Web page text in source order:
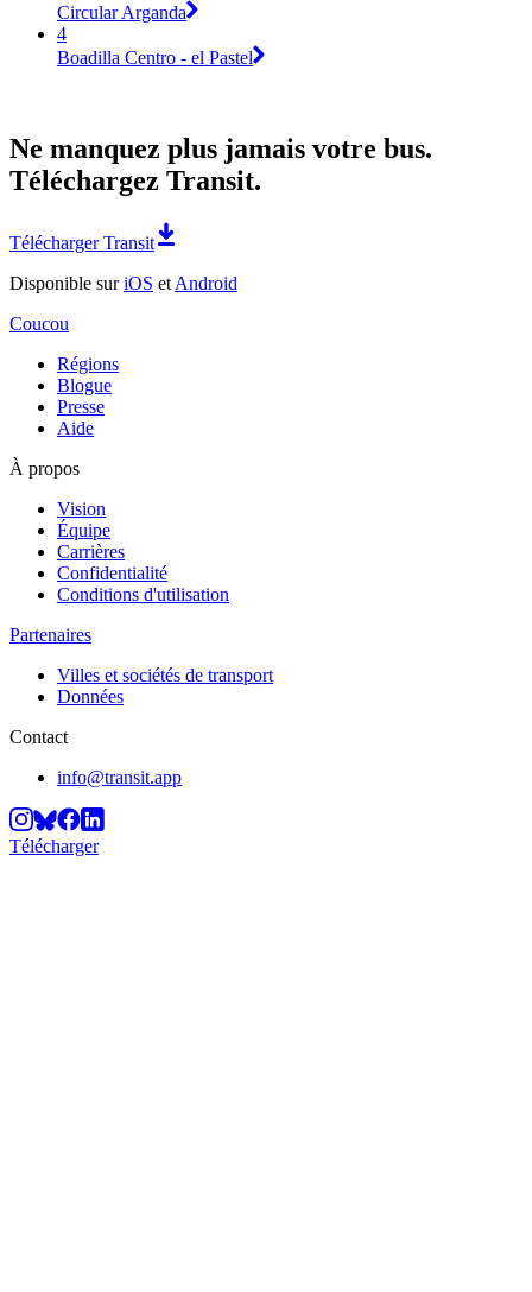
Circular Arganda
4
Boadilla Centro - el Pastel
Ne manquez plus jamais votre bus.
Téléchargez Transit.
Télécharger Transit
Disponible suriOS et Android
Coucou
Régions
Blogue
Presse
Aide
À propos
Vision
Équipe
Carrières
Confidentialité
Conditions d'utilisation
Partenaires
Villes et sociétés de transport
Données
Contact
info@transit.app
Télécharger